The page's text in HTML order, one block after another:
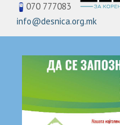
070 777083
info@desnica.org.mk